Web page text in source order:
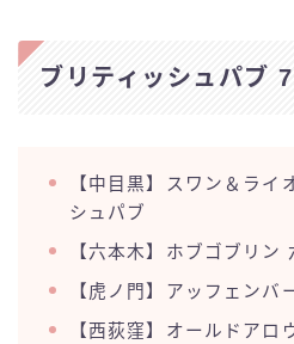
ブリティッシュパブ
【中目黒】スワン＆ライ
シュパブ
【六本木】ホブゴブリン
【虎ノ門】アッフェンバ
【西荻窪】オールドアロ